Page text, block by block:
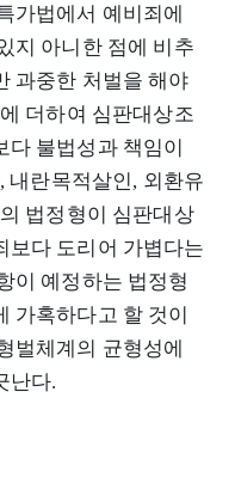
가법에서 예비죄에
지 아니한 점에 비추
과중한 처벌을 해야
더하여 심판대상조
다 불법성과 책임이
내란목적살인, 외환유
법정형이 심판대상
보다 도리어 가볍다는
이 예정하는 법정형
가혹하다고 할 것이
벌체계의 균형성에
난다.